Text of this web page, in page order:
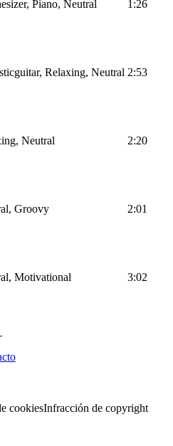
Piano, Neutral 1:26
Relaxing, Neutral 2:53
Neutral 2:20
Groovy 2:01
Motivational 3:02
cookiesInfracción de copyright